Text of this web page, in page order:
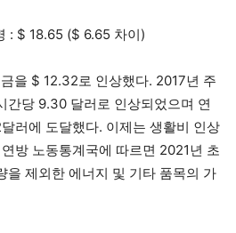
: $ 18.65 ($ 6.65 차이)
을 $ 12.32로 인상했다. 2017년 주
간당 9.30 달러로 인상되었으며 연
러에 도달했다. 이제는 생활비 인상
방 노동통계국에 따르면 2021년 초
을 제외한 에너지 및 기타 품목의 가